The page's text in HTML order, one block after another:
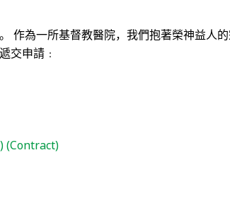
作為一所基督教醫院，我們抱著榮神益人
交申請﹕
(Contract)